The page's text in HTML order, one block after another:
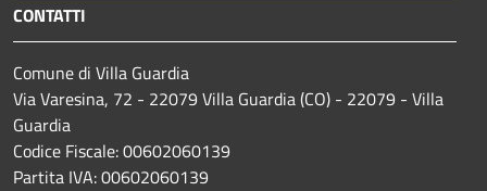
CONTATTI
Comune di Villa Guardia
Via Varesina, 72 - 22079 Villa Guardia (CO) - 22079 - Villa
Guardia
Codice Fiscale: 00602060139
Partita IVA: 00602060139